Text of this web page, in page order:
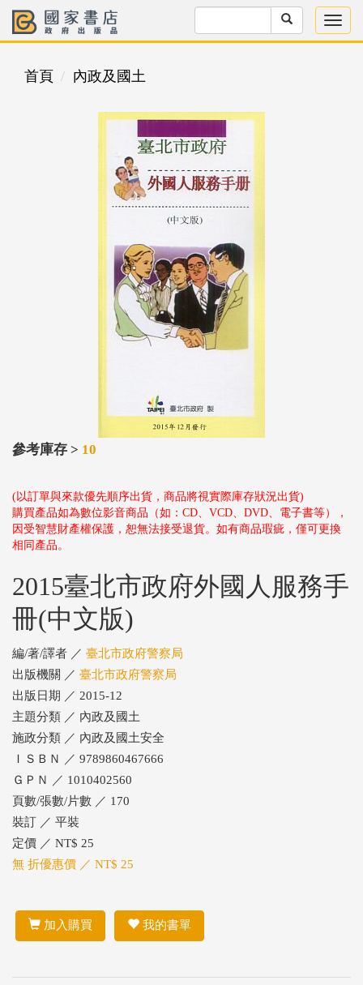
首頁 內政及國土
參考庫存 > 10
(以訂單與來款優先順序出貨，商品將視實際庫存狀況出貨)
購買產品如為數位影音商品（如：CD、VCD、DVD、電子書等），
因受智慧財產權保護，恕無法接受退貨。如有商品瑕疵，僅可更換
相同產品。
2015臺北市政府外國人服務手
冊(中文版)
編/著/譯者 ／ 臺北市政府警察局
出版機關 ／ 臺北市政府警察局
出版日期 ／ 2015-12
主題分類 ／ 內政及國土
施政分類 ／ 內政及國土安全
ＩＳＢＮ ／ 9789860467666
ＧＰＮ ／ 1010402560
頁數/張數/片數 ／ 170
裝訂 ／ 平裝
定價 ／ NT$ 25
無 折優惠價 ／ NT$ 25
加入購買 我的書單